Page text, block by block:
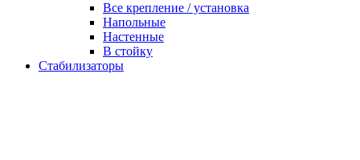
Все крепление / установка
Напольные
Настенные
В стойку
Стабилизаторы